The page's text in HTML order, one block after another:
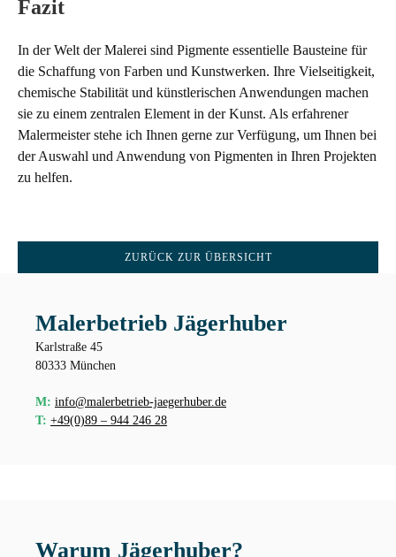
Fazit
In der Welt der Malerei sind Pigmente essentielle Bausteine für
die Schaffung von Farben und Kunstwerken. Ihre Vielseitigkeit,
chemische Stabilität und künstlerischen Anwendungen machen
sie zu einem zentralen Element in der Kunst. Als erfahrener
Malermeister stehe ich Ihnen gerne zur Verfügung, um Ihnen bei
der Auswahl und Anwendung von Pigmenten in Ihren Projekten
zu helfen.
ZURÜCK ZUR ÜBERSICHT
Malerbetrieb Jägerhuber
Karlstraße 45
80333 München
M: info@malerbetrieb-jaegerhuber.de
T: +49(0)89 – 944 246 28
Warum Jägerhuber?